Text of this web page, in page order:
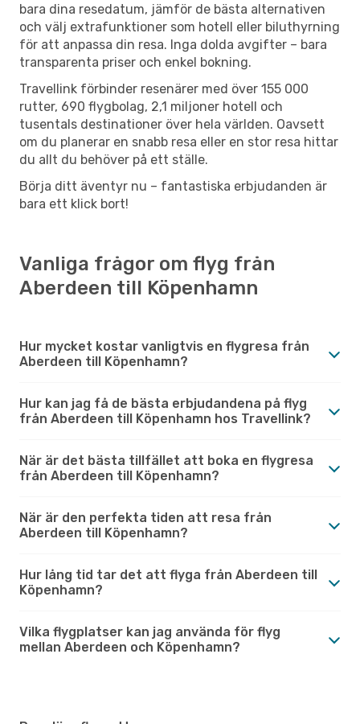
bara dina resedatum, jämför de bästa alternativen
och välj extrafunktioner som hotell eller biluthyrning
för att anpassa din resa. Inga dolda avgifter – bara
transparenta priser och enkel bokning.
Travellink förbinder resenärer med över 155 000
rutter, 690 flygbolag, 2,1 miljoner hotell och
tusentals destinationer över hela världen. Oavsett
om du planerar en snabb resa eller en stor resa hittar
du allt du behöver på ett ställe.
Börja ditt äventyr nu – fantastiska erbjudanden är
bara ett klick bort!
Vanliga frågor om flyg från
Aberdeen till Köpenhamn
Hur mycket kostar vanligtvis en flygresa från
Aberdeen till Köpenhamn?
Hur kan jag få de bästa erbjudandena på flyg
från Aberdeen till Köpenhamn hos Travellink?
När är det bästa tillfället att boka en flygresa
från Aberdeen till Köpenhamn?
När är den perfekta tiden att resa från
Aberdeen till Köpenhamn?
Hur lång tid tar det att flyga från Aberdeen till
Köpenhamn?
Vilka flygplatser kan jag använda för flyg
mellan Aberdeen och Köpenhamn?